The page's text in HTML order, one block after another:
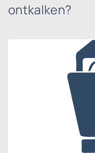
ontkalken?